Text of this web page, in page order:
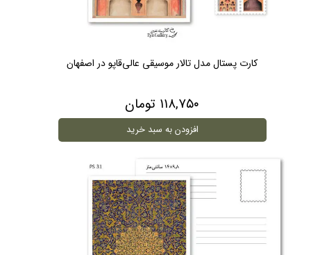
کارت پستال مدل تالار موسیقی عالی‌قاپو در اصفهان
۱۱۸,۷۵۰ تومان
افزودن به سبد خرید